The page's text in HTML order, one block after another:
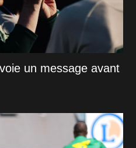
un message avant